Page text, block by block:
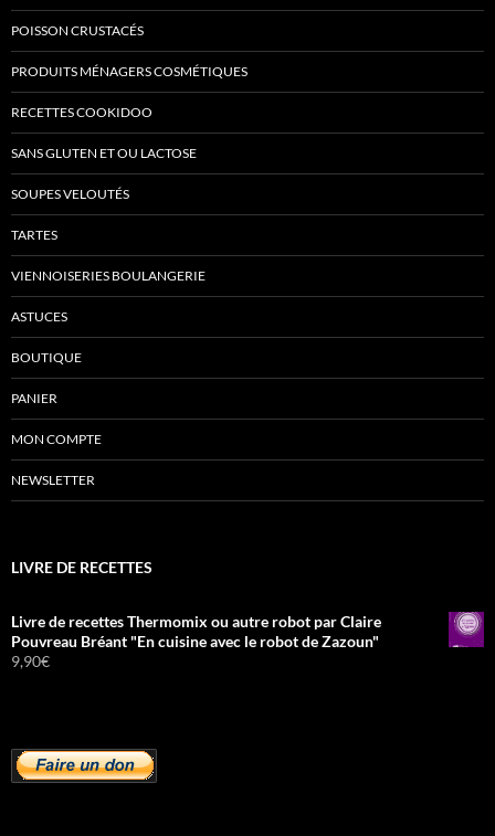
POISSON CRUSTACÉS
PRODUITS MÉNAGERS COSMÉTIQUES
RECETTES COOKIDOO
SANS GLUTEN ET OU LACTOSE
SOUPES VELOUTÉS
TARTES
VIENNOISERIES BOULANGERIE
ASTUCES
BOUTIQUE
PANIER
MON COMPTE
NEWSLETTER
LIVRE DE RECETTES
Livre de recettes Thermomix ou autre robot par Claire
Pouvreau Bréant "En cuisine avec le robot de Zazoun"
9,90€